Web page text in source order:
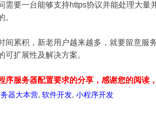
需要一台能够支持https协议并能处理大
。
间累积，新老用户越来越多，就要留意服
可扩展性及解决方案。
序服务器配置要求的分享，感谢您的阅读，
器大本营, 软件开发, 小程序开发